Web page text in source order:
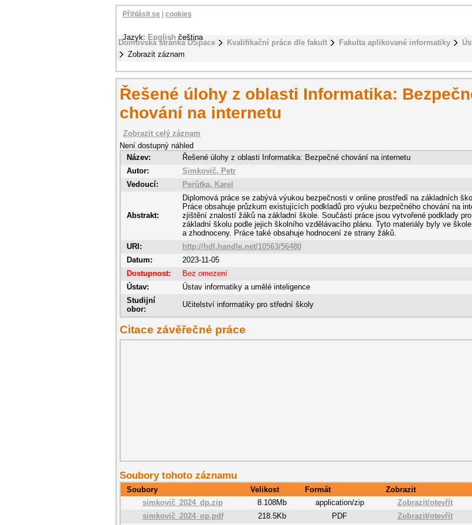
Domovská stránka DSpace Kvalifikační práce dle fakult Fakulta aplikované informatiky
Zobrazit záznam
Přihlásit se cookies
Jazyk: English čeština
Řešené úlohy z oblasti Informatika:
chování na internetu
Zobrazit celý záznam
Není dostupný náhled
Název:
Řešené úlohy z oblasti Informatika: Bezpečné chování na internetu
Autor:
Simkovič, Petr
Vedoucí:
Perůtka, Karel
Abstrakt:
Diplomová práce se zabývá výukou bezpečnosti v online prostředí na základních
Práce obsahuje průzkum existujících podkladů pro výuku bezpečného chování na
zjištění znalostí žáků na základní škole. Součástí práce jsou vytvořené podklady
základní školu podle jejich školního vzdělávacího plánu. Tyto materiály byly ve
a zhodnoceny. Práce také obsahuje hodnocení ze strany žáků.
URI:
http://hdl.handle.net/10563/56480
Datum:
2023-11-05
Dostupnost:
Bez omezení
Ústav:
Ústav informatiky a umělé inteligence
Studijní
obor:
Učitelství informatiky pro střední školy
Citace závěřečné práce
Soubory tohoto záznamu
Soubory Velikost Formát Zobrazit
simkovič_2024_dp.zip
8.108Mb application/zip Zobrazit/otevřít
simkovič_2024_op.pdf
218.5Kb PDF Zobrazit/otevřít